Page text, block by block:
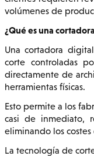
volúmenes de
¿Qué es una
Una cortadora
corte controladas
directamente de
herramientas físicas.
Esto permite a los
casi de inmediato,
eliminando los
La tecnología de